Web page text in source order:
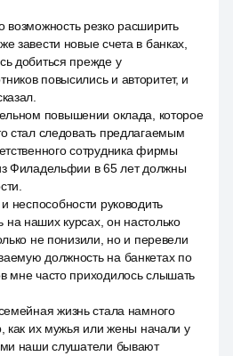
возможность резко расширить
завести новые счета в банках,
добиться прежде у
повысились и авторитет, и
повышении оклада, которое
стал следовать предлагаемым
сотрудника фирмы
Филадельфии в 65 лет должны
неспособности руководить
наших курсах, он настолько
не понизили, но и перевели
должность на банкетах по
мне часто приходилось слышать
жизнь стала намного
как их мужья или жены начали у
наши слушатели бывают